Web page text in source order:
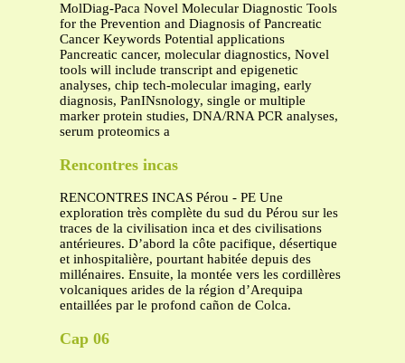
MolDiag-Paca Novel Molecular Diagnostic Tools
for the Prevention and Diagnosis of Pancreatic
Cancer Keywords Potential applications
Pancreatic cancer, molecular diagnostics, Novel
tools will include transcript and epigenetic
analyses, chip tech-molecular imaging, early
diagnosis, PanINsnology, single or multiple
marker protein studies, DNA/RNA PCR analyses,
serum proteomics a
Rencontres incas
RENCONTRES INCAS Pérou - PE Une
exploration très complète du sud du Pérou sur les
traces de la civilisation inca et des civilisations
antérieures. D’abord la côte pacifique, désertique
et inhospitalière, pourtant habitée depuis des
millénaires. Ensuite, la montée vers les cordillères
volcaniques arides de la région d’Arequipa
entaillées par le profond cañon de Colca.
Cap 06